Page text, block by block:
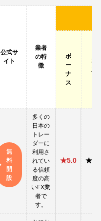
公式サ
イト
業者
の特
徴
ボ
ー
ナ
ス
コ
ス
無
料
開
設
多くの
日本の
トレー
ダーに
利用さ
れてい
る信頼
度の高
いFX業
者で
す。
★5.0